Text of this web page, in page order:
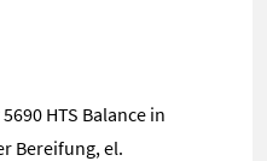
HTS Balance in
Bereifung, el.